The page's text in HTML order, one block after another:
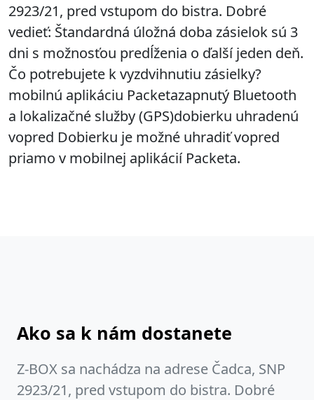
2923/21, pred vstupom do bistra. Dobré
vedieť: Štandardná úložná doba zásielok sú 3
dni s možnosťou predĺženia o ďalší jeden deň.
Čo potrebujete k vyzdvihnutiu zásielky?
mobilnú aplikáciu Packetazapnutý Bluetooth
a lokalizačné služby (GPS)dobierku uhradenú
vopred Dobierku je možné uhradiť vopred
priamo v mobilnej aplikácií Packeta.
Ako sa k nám dostanete
Z-BOX sa nachádza na adrese Čadca, SNP
2923/21, pred vstupom do bistra. Dobré